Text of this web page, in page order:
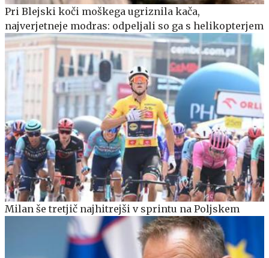
Pri Blejski koči moškega ugriznila kača,
najverjetneje modras: odpeljali so ga s helikopterjem
Milan še tretjič najhitrejši v sprintu na Poljskem